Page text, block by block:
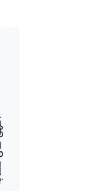
35.000 kga کولاک گستر